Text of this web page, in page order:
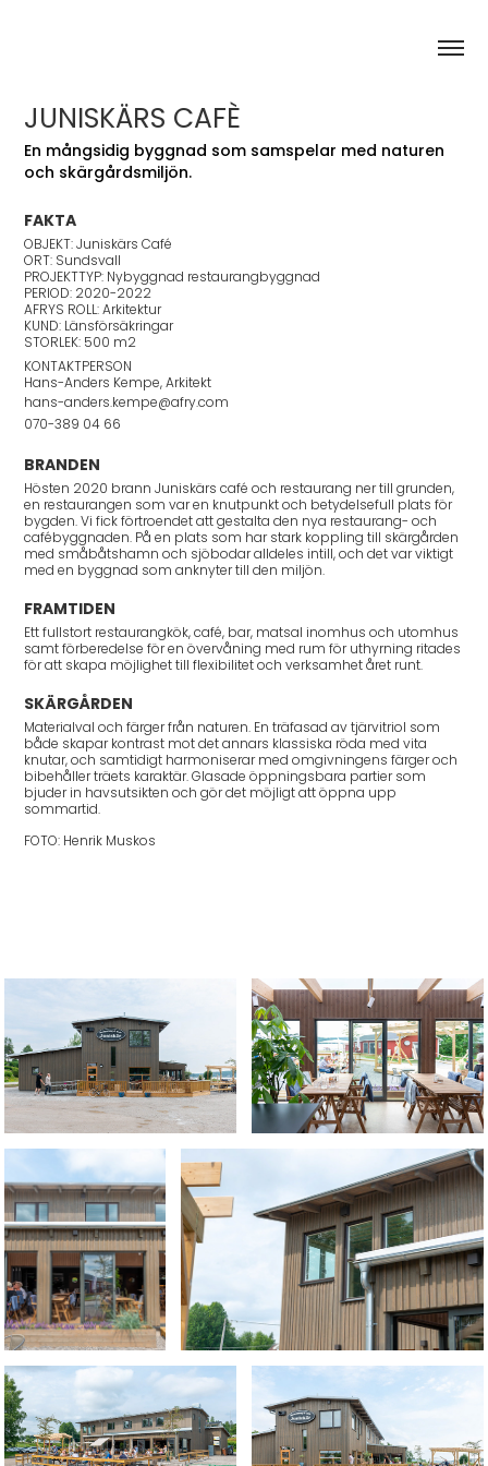
JUNISKÄRS CAFÈ
En mångsidig byggnad som samspelar med naturen
och skärgårdsmiljön.
FAKTA
OBJEKT: Juniskärs Café
ORT: Sundsvall
PROJEKTTYP: Nybyggnad restaurangbyggnad
PERIOD: 2020-2022
AFRYS ROLL: Arkitektur
KUND: Länsförsäkringar
STORLEK: 500 m2
KONTAKTPERSON
Hans-Anders Kempe, Arkitekt
hans-anders.kempe@afry.com
070-389 04 66
BRANDEN
Hösten 2020 brann Juniskärs café och restaurang ner till grunden,
en restaurangen som var en knutpunkt och betydelsefull plats för
bygden. Vi fick förtroendet att gestalta den nya restaurang- och
cafébyggnaden. På en plats som har stark koppling till skärgården
med småbåtshamn och sjöbodar alldeles intill, och det var viktigt
med en byggnad som anknyter till den miljön.
FRAMTIDEN
Ett fullstort restaurangkök, café, bar, matsal inomhus och utomhus
samt förberedelse för en övervåning med rum för uthyrning ritades
för att skapa möjlighet till flexibilitet och verksamhet året runt.
SKÄRGÅRDEN
Materialval och färger från naturen. En träfasad av tjärvitriol som
både skapar kontrast mot det annars klassiska röda med vita
knutar, och samtidigt harmoniserar med omgivningens färger och
bibehåller träets karaktär. Glasade öppningsbara partier som
bjuder in havsutsikten och gör det möjligt att öppna upp
sommartid.
FOTO: Henrik Muskos